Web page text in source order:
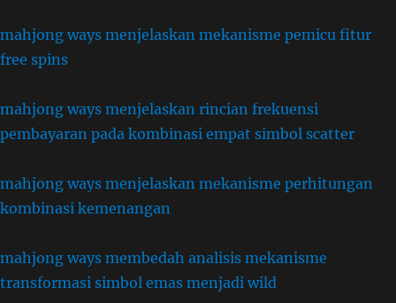
mahjong ways menjelaskan mekanisme pemicu fitur
free spins
mahjong ways menjelaskan rincian frekuensi
pembayaran pada kombinasi empat simbol scatter
mahjong ways menjelaskan mekanisme perhitungan
kombinasi kemenangan
mahjong ways membedah analisis mekanisme
transformasi simbol emas menjadi wild